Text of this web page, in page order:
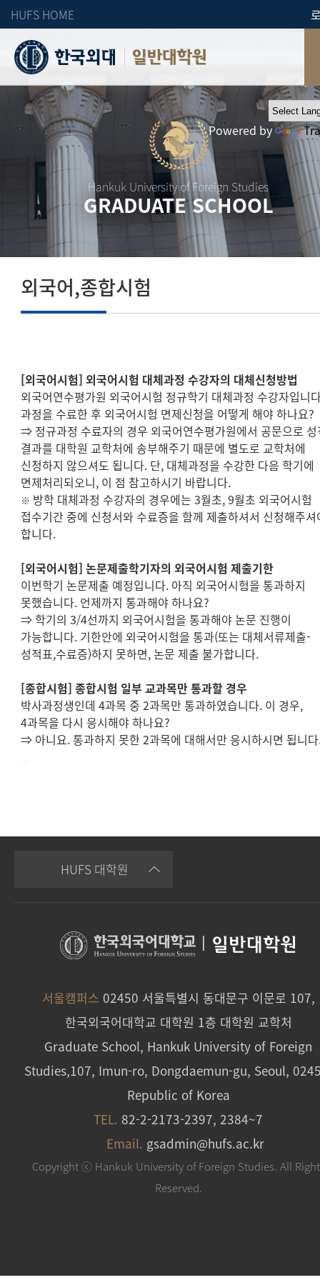
HUFS HOME
일반대학원
Hankuk University of Foreign Studies
GRADUATE SCHOOL
Powered by
외국어,종합시험
[외국어시험]외국어시험 대체과정 수강자의 대체신청방법
외국어연수평가원 외국어시험 정규학기 대체과정 수강자입니
과정을 수료한 후 외국어시험 면제신청을 어떻게 해야 하나요?
⇒ 정규과정 수료자의 경우 외국어연수평가원에서 공문으로
결과를 대학원 교학처에 송부해주기 때문에 별도로 교학처에
신청하지 않으셔도 됩니다. 단, 대체과정을 수강한 다음 학기에
면제처리되오니, 이 점 참고하시기 바랍니다.
※ 방학 대체과정 수강자의 경우에는3월초, 9월초 외국어시험
접수기간 중에 신청서와 수료증을 함께 제출하셔서 신청해주셔
합니다.
[외국어시험]논문제출학기자의 외국어시험 제출기한
이번학기 논문제출 예정입니다. 아직 외국어시험을 통과하지
못했습니다. 언제까지 통과해야 하나요?
⇒ 학기의3/4선까지 외국어시험을 통과해야 논문 진행이
가능합니다. 기한안에 외국어시험을 통과(또는 대체서류제출-
성적표,수료증)하지 못하면, 논문 제출 불가합니다.
[종합시험]종합시험 일부 교과목만 통과할 경우
박사과정생인데4과목 중2과목만 통과하였습니다. 이 경우,
4과목을 다시 응시해야 하나요?
⇒ 아니요.통과하지 못한2과목에 대해서만 응시하시면 됩니다
HUFS 대학원
일반대학원
서울캠퍼스 02450 서울특별시 동대문구 이문로 107,
한국외국어대학교 대학원 1층 대학원 교학처
Graduate School, Hankuk University of Foreign
Studies,107, Imun-ro, Dongdaemun-gu, Seoul,
Republic of Korea
TEL. 82-2-2173-2397, 2384~7
Email. gsadmin@hufs.ac.kr
Copyright ⓒ Hankuk University of Foreign Studies. All
Reserved.